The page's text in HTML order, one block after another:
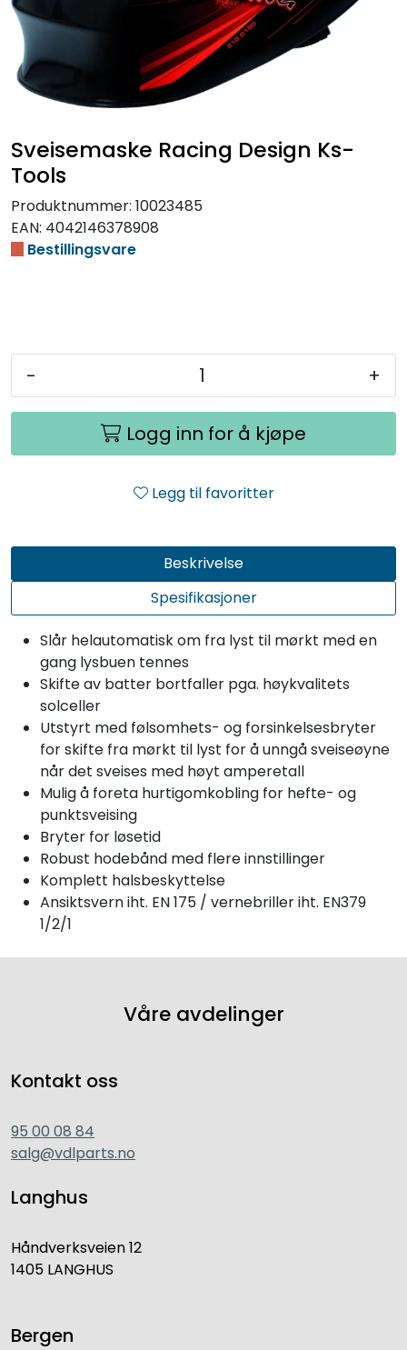
Sveisemaske Racing Design Ks-
Tools
Produktnummer: 10023485
EAN: 4042146378908
Bestillingsvare
- +
Logg inn for å kjøpe
Legg til favoritter
Beskrivelse
Spesifikasjoner
Slår helautomatisk om fra lyst til mørkt med en
gang lysbuen tennes
Skifte av batter bortfaller pga. høykvalitets
solceller
Utstyrt med følsomhets- og forsinkelsesbryter
for skifte fra mørkt til lyst for å unngå sveiseøyne
når det sveises med høyt amperetall
Mulig å foreta hurtigomkobling for hefte- og
punktsveising
Bryter for løsetid
Robust hodebånd med flere innstillinger
Komplett halsbeskyttelse
Ansiktsvern iht. EN 175 / vernebriller iht. EN379
1/2/1
Våre avdelinger
Kontakt oss
95 00 08 84
salg@vdlparts.no
Langhus
Håndverksveien 12
1405 LANGHUS
Bergen